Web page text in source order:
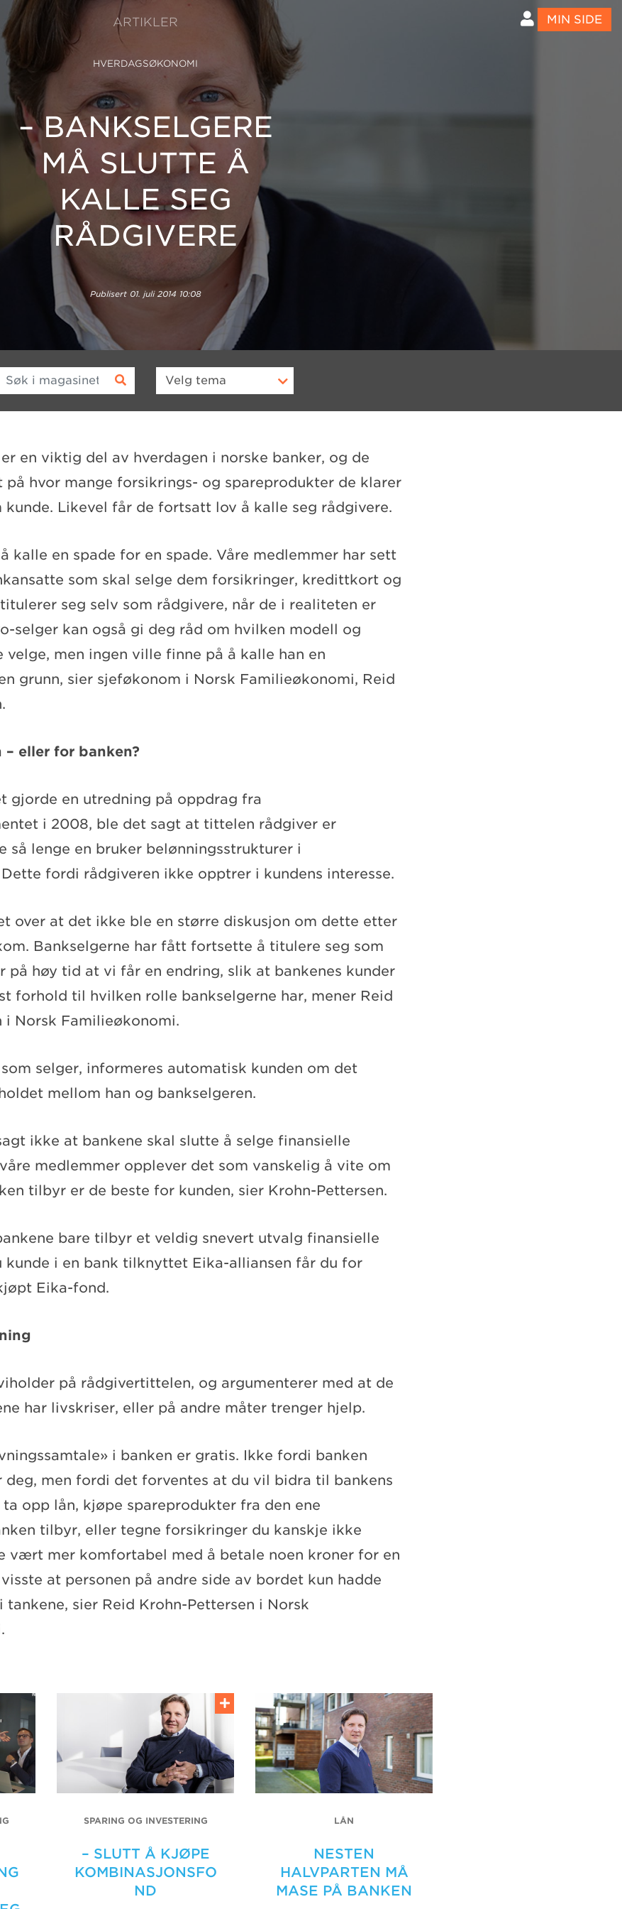
ARTIKLER MIN SIDE
HVERDAGSØKONOMI
– BANKSELGERE
MÅ SLUTTE Å
KALLE SEG
RÅDGIVERE
Publisert 01. juli 2014 10:08
Søk i magasinet Velg tema
en viktig del av hverdagen i norske banker, og de
på hvor mange forsikrings- og spareprodukter de klarer
kunde. Likevel får de fortsatt lov å kalle seg rådgivere.
kalle en spade for en spade. Våre medlemmer har sett
som skal selge dem forsikringer, kredittkort og
seg selv som rådgivere, når de i realiteten er
selger kan også gi deg råd om hvilken modell og
velge, men ingen ville finne på å kalle han en
grunn, sier sjeføkonom i Norsk Familieøkonomi, Reid
eller for banken?
gjorde en utredning på oppdrag fra
i 2008, ble det sagt at tittelen rådgiver er
så lenge en bruker belønningsstrukturer i
fordi rådgiveren ikke opptrer i kundens interesse.
over at det ikke ble en større diskusjon om dette etter
Bankselgerne har fått fortsette å titulere seg som
på høy tid at vi får en endring, slik at bankenes kunder
forhold til hvilken rolle bankselgerne har, mener Reid
i Norsk Familieøkonomi.
selger, informeres automatisk kunden om det
mellom han og bankselgeren.
ikke at bankene skal slutte å selge finansielle
medlemmer opplever det som vanskelig å vite om
tilbyr er de beste for kunden, sier Krohn-Pettersen.
bare tilbyr et veldig snevert utvalg finansielle
kunde i en bank tilknyttet Eika-alliansen får du for
Eika-fond.
på rådgivertittelen, og argumenterer med at de
har livskriser, eller på andre måter trenger hjelp.
i banken er gratis. Ikke fordi banken
men fordi det forventes at du vil bidra til bankens
opp lån, kjøpe spareprodukter fra den ene
tilbyr, eller tegne forsikringer du kanskje ikke
vært mer komfortabel med å betale noen kroner for en
at personen på andre side av bordet kun hadde
tankene, sier Reid Krohn-Pettersen i Norsk
SPARING OG INVESTERING
– SLUTT Å KJØPE
KOMBINASJONSFO
ND
LÅN
NESTEN
HALVPARTEN MÅ
MASE PÅ BANKEN